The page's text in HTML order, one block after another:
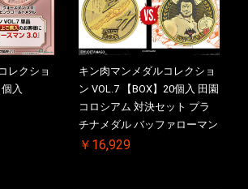
レクショ
入
キン肉マンメダルコレクショ
ン VOL.7 【BOX】20個入 田園
コロシアム 対決セット プラ
チナメダル バッファローマン
2.0 顎髭 Ver. VS. 光の矢 初回
￥16,929